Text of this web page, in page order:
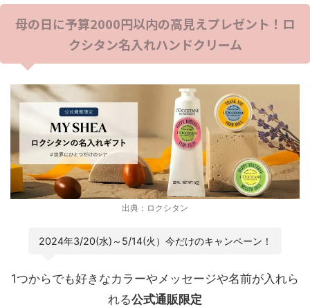
母の日に予算2000円以内の高見えプレゼント！ロ
クシタン名入れハンドクリーム
出典：ロクシタン
2024年3/20(水)～5/14(火）今だけのキャンペーン！
1つからでも好きなカラーやメッセージや名前が入れら
れる公式通販限定